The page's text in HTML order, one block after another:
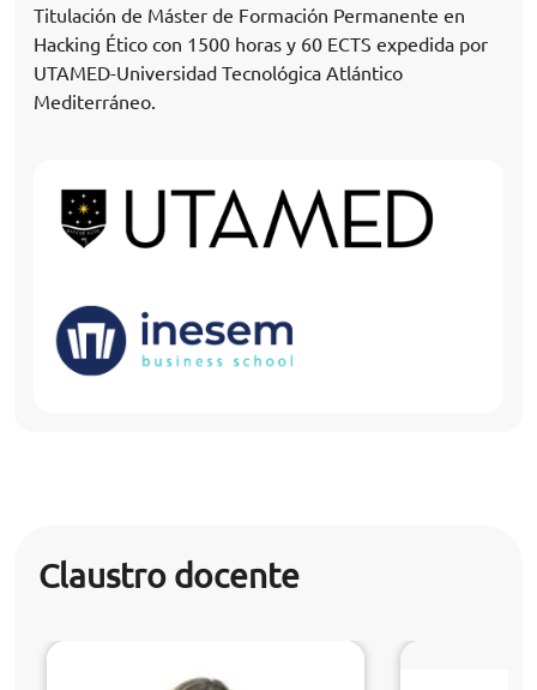
Titulación de Máster de Formación Permanente en
Hacking Ético con 1500 horas y 60 ECTS expedida por
UTAMED-Universidad Tecnológica Atlántico
Mediterráneo.
Claustro docente